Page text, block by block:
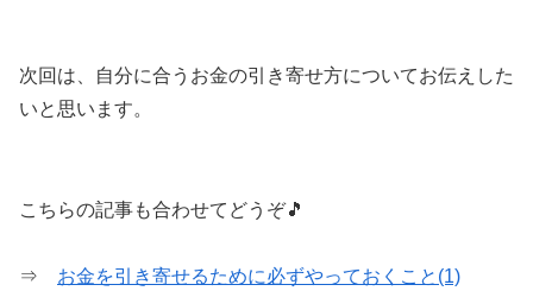
次回は、自分に合うお金の引き寄せ方についてお伝えした
いと思います。
こちらの記事も合わせてどうぞ🎵
⇒ お金を引き寄せるために必ずやっておくこと(1)